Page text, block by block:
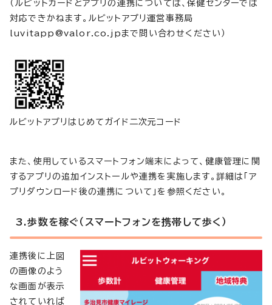
（ルビットカードとアプリの連携については、保健センターでは
対応できかねます。ルビットアプリ運営事務局
luvitapp@valor.co.jpまで問い合わせください）
ルビットアプリはじめてガイド二次元コード
また、使用しているスマートフォン端末によって、健康管理に関
するアプリの追加インストールや連携を実施します。詳細は「ア
プリダウンロード後の連携について」を参照ください。
3.歩数を稼ぐ（スマートフォンを携帯して歩く）
連携後に上図
の画像のよう
な画面が表示
されていれば